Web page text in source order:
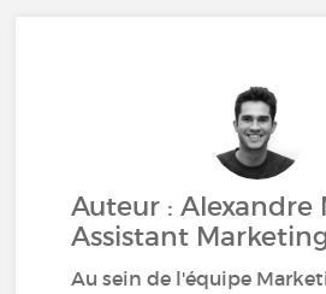
Auteur : Alexandre
Assistant
Au sein de l'équipe